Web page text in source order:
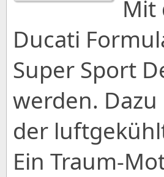
Mit
Ducati
Super Sport
werden.
der
Ein Traum-